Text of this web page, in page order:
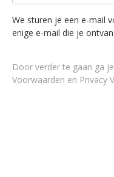
We sturen je een e-mail
enige e-mail die je
Door verder te gaan ga
Voorwaarden en Privacy